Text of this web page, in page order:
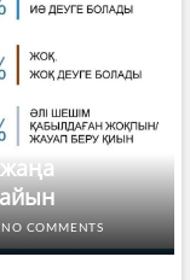
NO COMMENTS